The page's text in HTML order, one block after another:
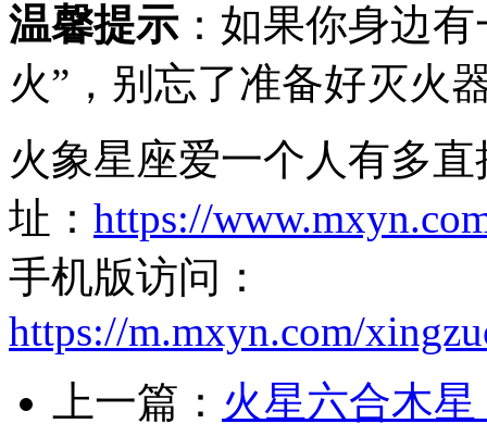
温馨提示：如果你身边
火”，别忘了准备好灭
火象星座爱一个人有多
址： https://
手机版访问：
https://m.mxyn.com/
上一篇： 火星六合木